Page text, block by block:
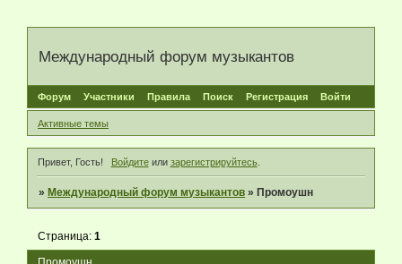
Международный форум музыкантов
Форум Участники Правила Поиск Регистрация Войти
Активные темы
Привет, Гость! Войдитеили зарегистрируйтесь.
» Международный форум музыкантов » Промоушн
Страница:1